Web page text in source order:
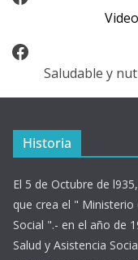
Facebook
Saludable y
Historia
El 5 de Octubre de
que crea el " Ministerio
Social ".- en el año de
Salud y Asistencia